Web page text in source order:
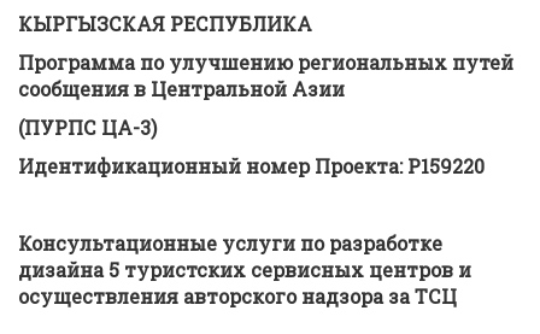
КЫРГЫЗСКАЯ РЕСПУБЛИКА
Программа по улучшению региональных путей
сообщения в Центральной Азии
(ПУРПС ЦА-3)
Идентификационный номер Проекта: P159220
Консультационные услуги по разработке
дизайна 5 туристских сервисных центров и
осуществления авторского надзора за ТСЦ